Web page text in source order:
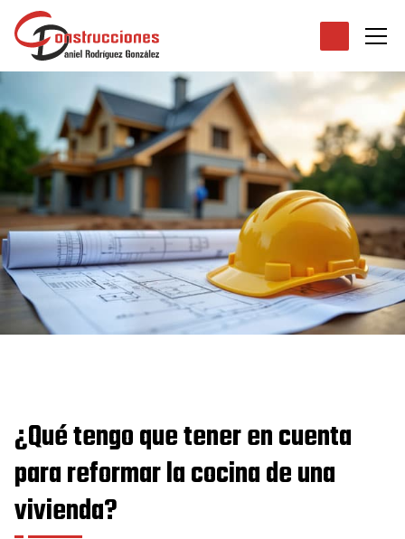
¿Qué tengo que tener en cuenta
para reformar la cocina de una
vivienda?